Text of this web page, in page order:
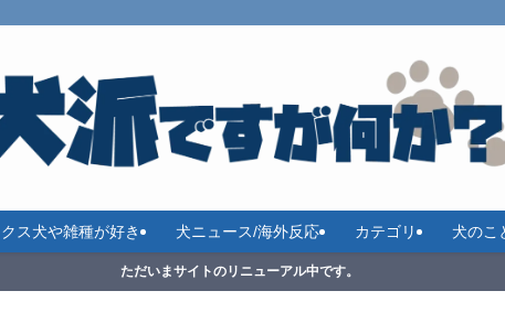
クス犬や雑種が好き 犬ニュース/海外反応 カテゴリ 犬のこ
ただいまサイトのリニューアル中です。